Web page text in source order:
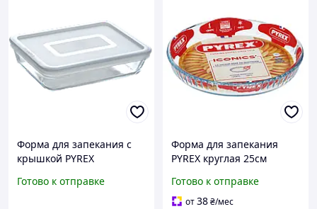
Форма для запекания с
крышкой PYREX
(1.5л)
Готово к отправке
Форма для запекания
PYREX круглая 25см
Готово к отправке
от38₴/мес